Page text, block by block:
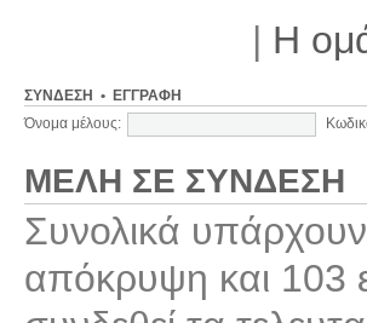
| Η
ΣΎΝΔΕΣΗ • ΕΓΓΡΑΦΉ
Όνομα μέλους:
ΜΈΛΗ ΣΕ ΣΎΝΔΕΣΗ
Συνολικά υπάρχουν
απόκρυψη και 103